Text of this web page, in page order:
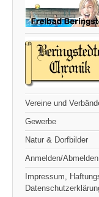
Vereine und
Gewerbe
Natur & Dorfbilder
Anmelden/Abmelden
Impressum,